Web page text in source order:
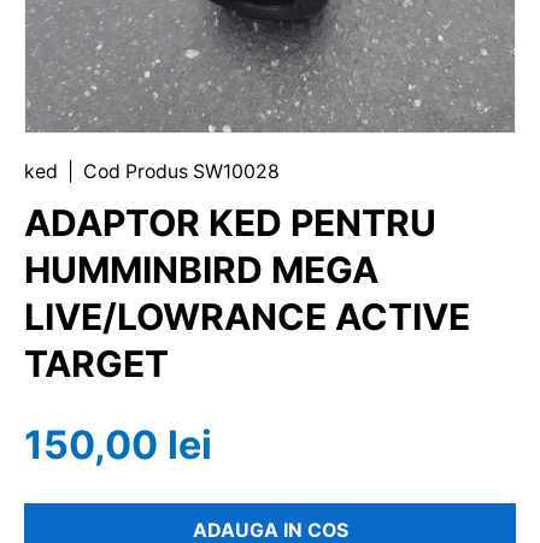
ked Cod Produs SW10028
ADAPTOR KED PENTRU
HUMMINBIRD MEGA
LIVE/LOWRANCE ACTIVE
TARGET
150,00 lei
ADAUGA IN COS